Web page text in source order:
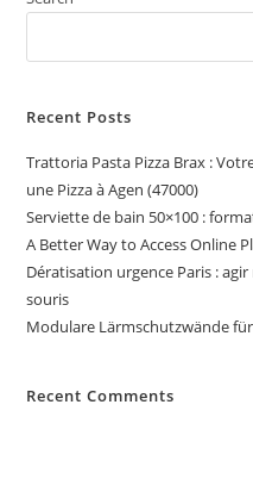
Recent Posts
Trattoria Pasta Pizza Brax :
une Pizza à Agen (47000)
Serviette de bain 50×100 :
A Better Way to Access Online
Dératisation urgence Paris :
souris
Modulare Lärmschutzwände
Recent Comments